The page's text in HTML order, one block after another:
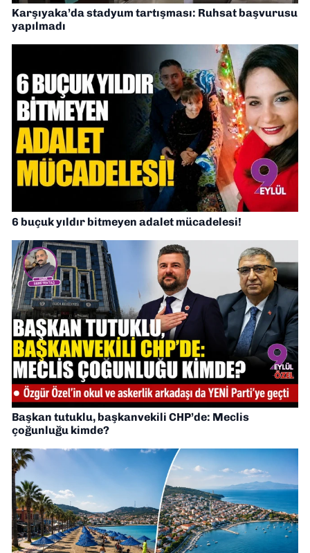
Karşıyaka’da stadyum tartışması: Ruhsat başvurusu
yapılmadı
6 buçuk yıldır bitmeyen adalet mücadelesi!
Başkan tutuklu, başkanvekili CHP’de: Meclis
çoğunluğu kimde?